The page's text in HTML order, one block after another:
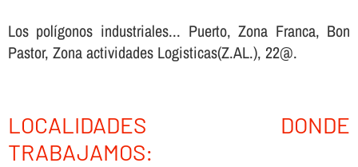
Los polígonos industriales... Puerto, Zona Franca, Bon
Pastor, Zona actividades Logisticas(Z.AL.), 22@.
LOCALIDADES DONDE
TRABAJAMOS: